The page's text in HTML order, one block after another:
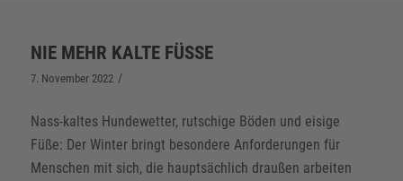
NIE MEHR KALTE FÜSSE
7. November 2022 /
Nass-kaltes Hundewetter, rutschige Böden und eisige
Füße: Der Winter bringt besondere Anforderungen für
Menschen mit sich, die hauptsächlich draußen arbeiten